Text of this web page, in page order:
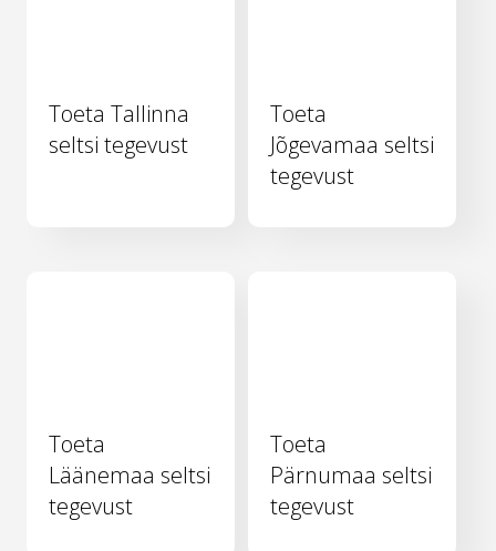
Toeta Tallinna
seltsi tegevust
Toeta
Jõgevamaa seltsi
tegevust
Toeta
Läänemaa seltsi
tegevust
Toeta
Pärnumaa seltsi
tegevust